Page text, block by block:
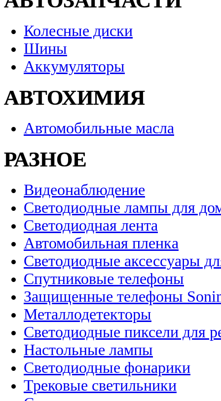
Колесные диски
Шины
Аккумуляторы
АВТОХИМИЯ
Автомобильные масла
РАЗНОЕ
Видеонаблюдение
Светодиодные лампы для
Светодиодная лента
Автомобильная пленка
Светодиодные аксессуары
Спутниковые телефоны
Защищенные телефоны
Металлодетекторы
Светодиодные пиксели для
Настольные лампы
Светодиодные фонарики
Трековые светильники